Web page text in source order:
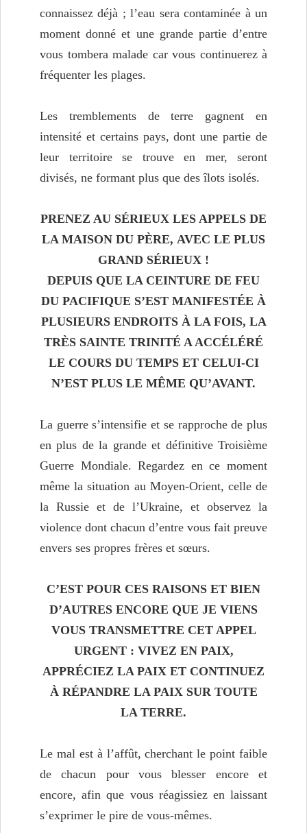
connaissez déjà ; l’eau sera contaminée à un
moment donné et une grande partie d’entre
vous tombera malade car vous continuerez à
fréquenter les plages.
Les tremblements de terre gagnent en
intensité et certains pays, dont une partie de
leur territoire se trouve en mer, seront
divisés, ne formant plus que des îlots isolés.
PRENEZ AU SÉRIEUX LES APPELS DE
LA MAISON DU PÈRE, AVEC LE PLUS
GRAND SÉRIEUX !
DEPUIS QUE LA CEINTURE DE FEU
DU PACIFIQUE S’EST MANIFESTÉE À
PLUSIEURS ENDROITS À LA FOIS, LA
TRÈS SAINTE TRINITÉ A ACCÉLÉRÉ
LE COURS DU TEMPS ET CELUI-CI
N’EST PLUS LE MÊME QU’AVANT.
La guerre s’intensifie et se rapproche de plus
en plus de la grande et définitive Troisième
Guerre Mondiale. Regardez en ce moment
même la situation au Moyen-Orient, celle de
la Russie et de l’Ukraine, et observez la
violence dont chacun d’entre vous fait preuve
envers ses propres frères et sœurs.
C’EST POUR CES RAISONS ET BIEN
D’AUTRES ENCORE QUE JE VIENS
VOUS TRANSMETTRE CET APPEL
URGENT : VIVEZ EN PAIX,
APPRÉCIEZ LA PAIX ET CONTINUEZ
À RÉPANDRE LA PAIX SUR TOUTE
LA TERRE.
Le mal est à l’affût, cherchant le point faible
de chacun pour vous blesser encore et
encore, afin que vous réagissiez en laissant
s’exprimer le pire de vous-mêmes.